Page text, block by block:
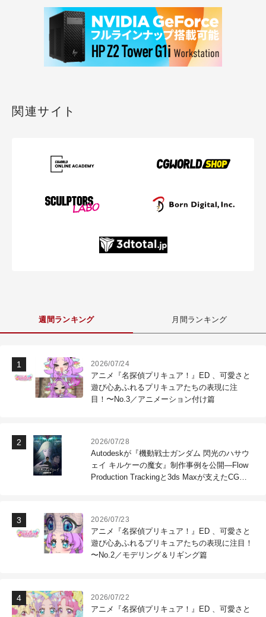
関連サイト
週間ランキング 月間ランキング
2026/07/24
アニメ『名探偵プリキュア！』ED 、可愛さと
遊び心あふれるプリキュアたちの表現に注
目！〜No.3／アニメーション付け篇
2026/07/28
Autodeskが『機動戦士ガンダム 閃光のハサウ
ェイ キルケーの魔女』制作事例を公開―Flow
Production Trackingと3ds Maxが支えたCG制
2026/07/23
アニメ『名探偵プリキュア！』ED 、可愛さと
遊び心あふれるプリキュアたちの表現に注目！
〜No.2／モデリング＆リギング篇
2026/07/22
アニメ『名探偵プリキュア！』ED 、可愛さと